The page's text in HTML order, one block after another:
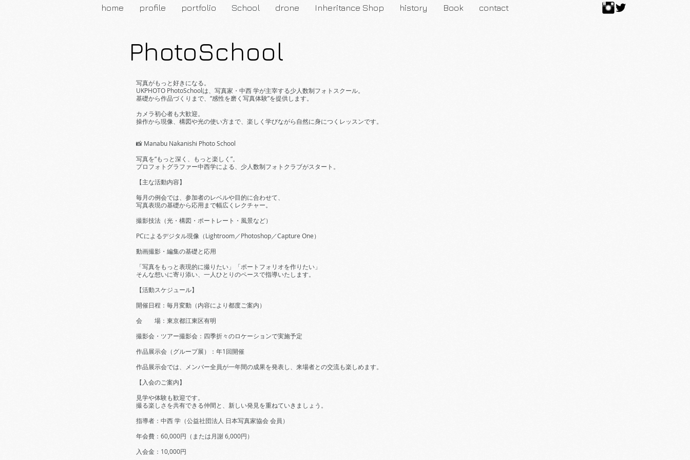
home profile portfolio School drone Inheritance Shop history Book contact
PhotoSchool
写真がもっと好きになる。
UKPHOTO PhotoSchoolは、写真家・中西 学が主宰する少人数制フォトスクール。
基礎から作品づくりまで、“感性を磨く写真体験”を提供します。
カメラ初心者も大歓迎。
操作から現像、構図や光の使い方まで、楽しく学びながら自然に身につくレッスンです。
📸 Manabu Nakanishi Photo School
写真を“もっと深く、もっと楽しく”。
プロフォトグラファー中西学による、少人数制フォトクラブがスタート。
【主な活動内容】
毎月の例会では、参加者のレベルや目的に合わせて、
写真表現の基礎から応用まで幅広くレクチャー。
撮影技法（光・構図・ポートレート・風景など）
PCによるデジタル現像（Lightroom／Photoshop／Capture One）
動画撮影・編集の基礎と応用
「写真をもっと表現的に撮りたい」「ポートフォリオを作りたい」
そんな想いに寄り添い、一人ひとりのペースで指導いたします。
【活動スケジュール】
開催日程：毎月変動（内容により都度ご案内）
会 場：東京都江東区有明
撮影会・ツアー撮影会：四季折々のロケーションで実施予定
作品展示会（グループ展）：年1回開催
作品展示会では、メンバー全員が一年間の成果を発表し、来場者との交流も楽しめます。
【入会のご案内】
見学や体験も歓迎です。
撮る楽しさを共有できる仲間と、新しい発見を重ねていきましょう。
指導者：中西 学（公益社団法人 日本写真家協会 会員）
年会費：60,000円（または月謝 6,000円）
入会金：10,000円